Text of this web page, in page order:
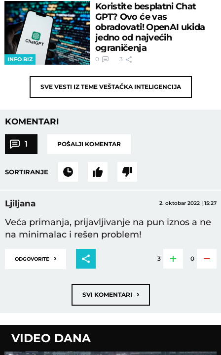
INFO BIZ
Koristite besplatni Chat
GPT? Ovo će vas
obradovati! OpenAI ukida
jedno od najvećih
ograničenja
0 3
SVE VESTI IZ TEME VEŠTAČKA INTELIGENCIJA
KOMENTARI
1 POŠALJI KOMENTAR
SORTIRANJE
Ljiljana 2. oktobar 2022 | 15:27
Veća primanja, prijavljivanje na pun iznos a ne
na minimalac i rešen problem!
ODGOVORITE › 3 0
SVI KOMENTARI ›
VIDEO DANA